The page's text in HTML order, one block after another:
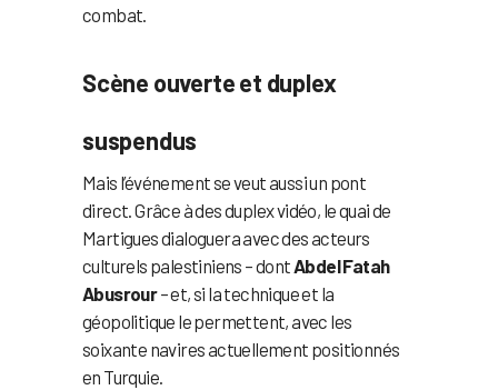
combat.
Scène ouverte et duplex
suspendus
Mais l’événement se veut aussi un pont
direct. Grâce à des duplex vidéo, le quai de
Martigues dialoguera avec des acteurs
culturels palestiniens – dontAbdel Fatah
Abusrour– et, si la technique et la
géopolitique le permettent, avec les
soixante navires actuellement positionnés
en Turquie.